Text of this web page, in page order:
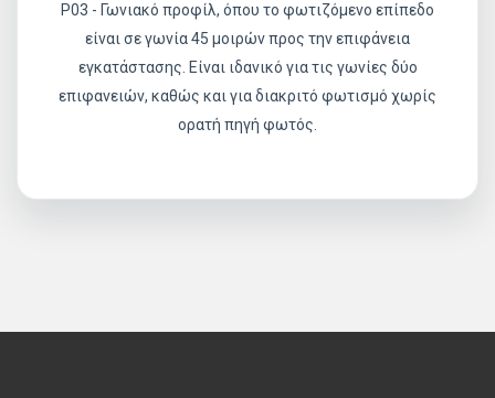
Ρ03 - Γωνιακό προφίλ, όπου το φωτιζόμενο επίπεδο
είναι σε γωνία 45 μοιρών προς την επιφάνεια
εγκατάστασης. Είναι ιδανικό για τις γωνίες δύο
επιφανειών, καθώς και για διακριτό φωτισμό χωρίς
ορατή πηγή φωτός.